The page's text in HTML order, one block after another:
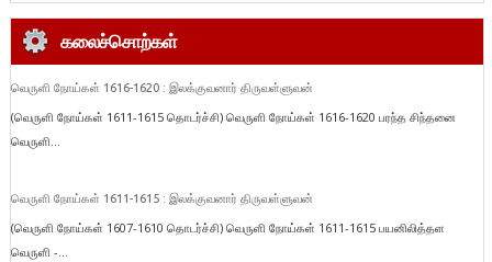
கலைச்சொற்கள்
வெருளி நோய்கள் 1616-1620 : இலக்குவனார் திருவள்ளுவன்
(வெருளி நோய்கள் 1611-1615 தொடர்ச்சி) வெருளி நோய்கள் 1616-1620 பரந்த சிந்தனை
வெருளி...
வெருளி நோய்கள் 1611-1615 : இலக்குவனார் திருவள்ளுவன்
(வெருளி நோய்கள் 1607-1610 தொடர்ச்சி) வெருளி நோய்கள் 1611-1615 பயனிலித்தள
வெருளி -...